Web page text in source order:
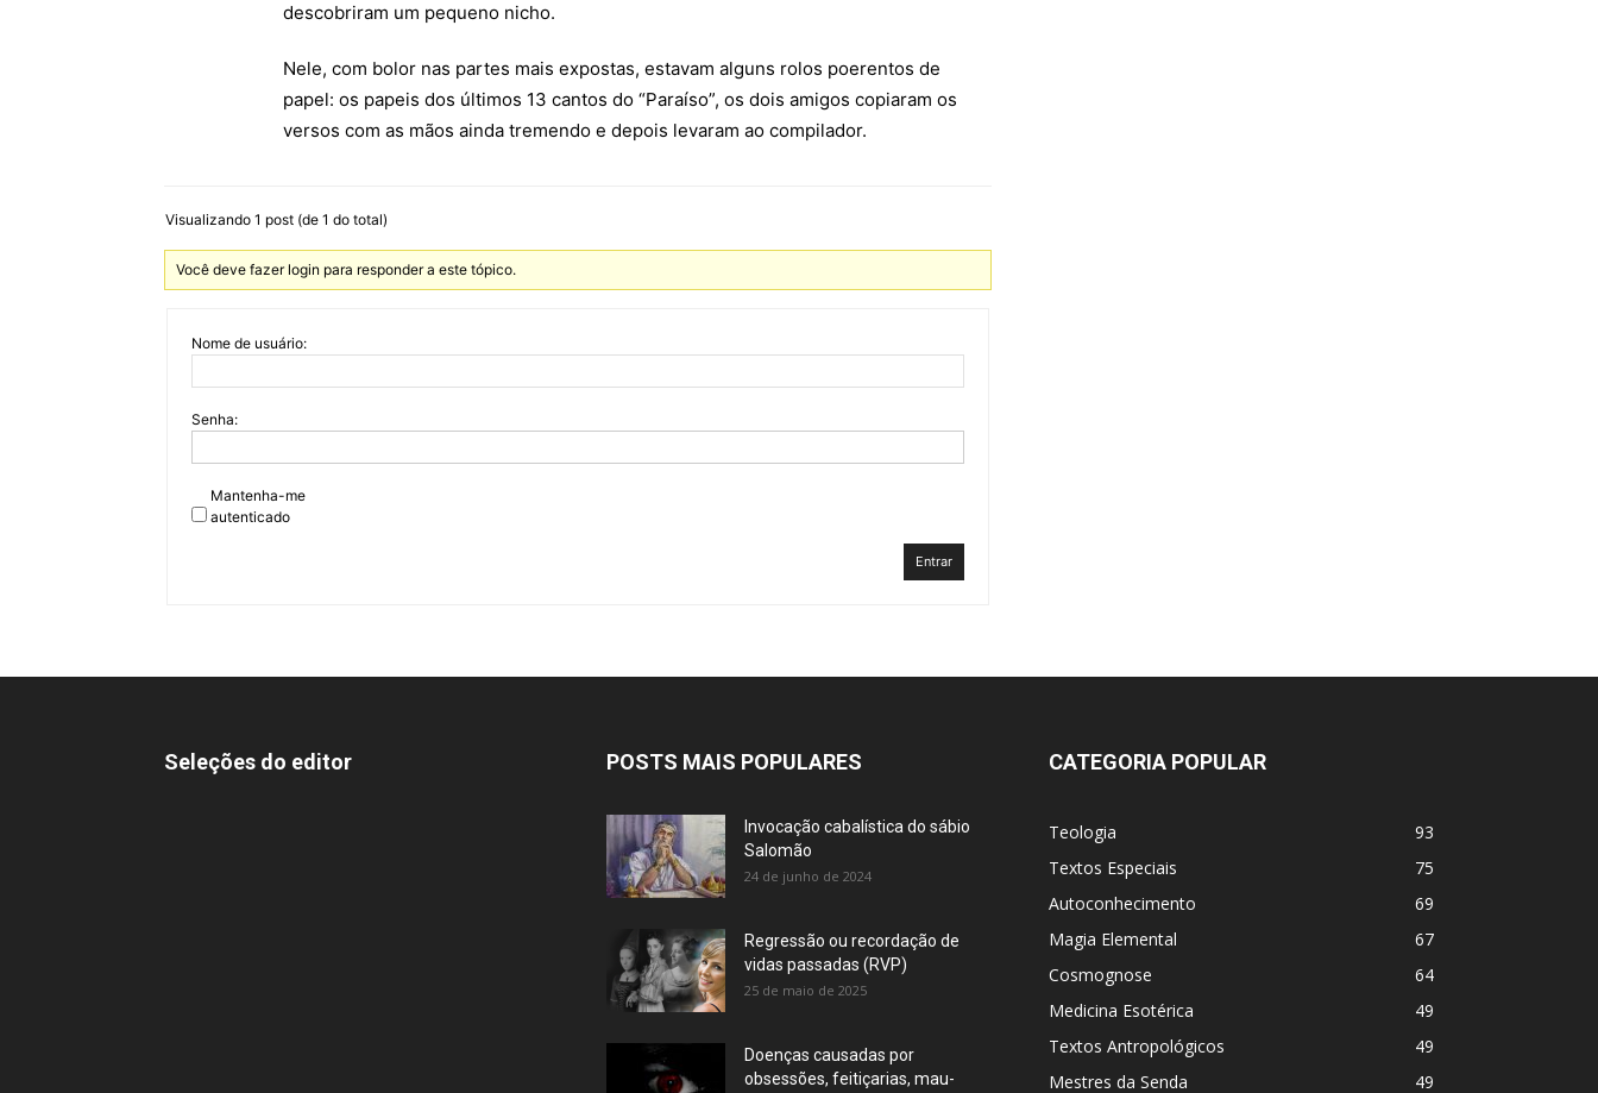
descobriram um pequeno nicho.
Nele, com bolor nas partes mais expostas, estavam alguns rolos poerentos de
papel: os papeis dos últimos 13 cantos do “Paraíso”, os dois amigos copiaram os
versos com as mãos ainda tremendo e depois levaram ao compilador.
Visualizando 1 post (de 1 do total)
Você deve fazer login para responder a este tópico.
Nome de usuário:
Senha:
Mantenha-me
autenticado
Entrar
Seleções do editor POSTS MAIS POPULARES
Invocação cabalística do sábio
Salomão
24 de junho de 2024
Regressão ou recordação de
vidas passadas (RVP)
25 de maio de 2025
Doenças causadas por
obsessões, feitiçarias, mau-
CATEGORIA POPULAR
Teologia
93
Textos Especiais
75
Autoconhecimento
69
Magia Elemental
67
Cosmognose
64
Medicina Esotérica
49
Textos Antropológicos
49
Mestres da Senda
49